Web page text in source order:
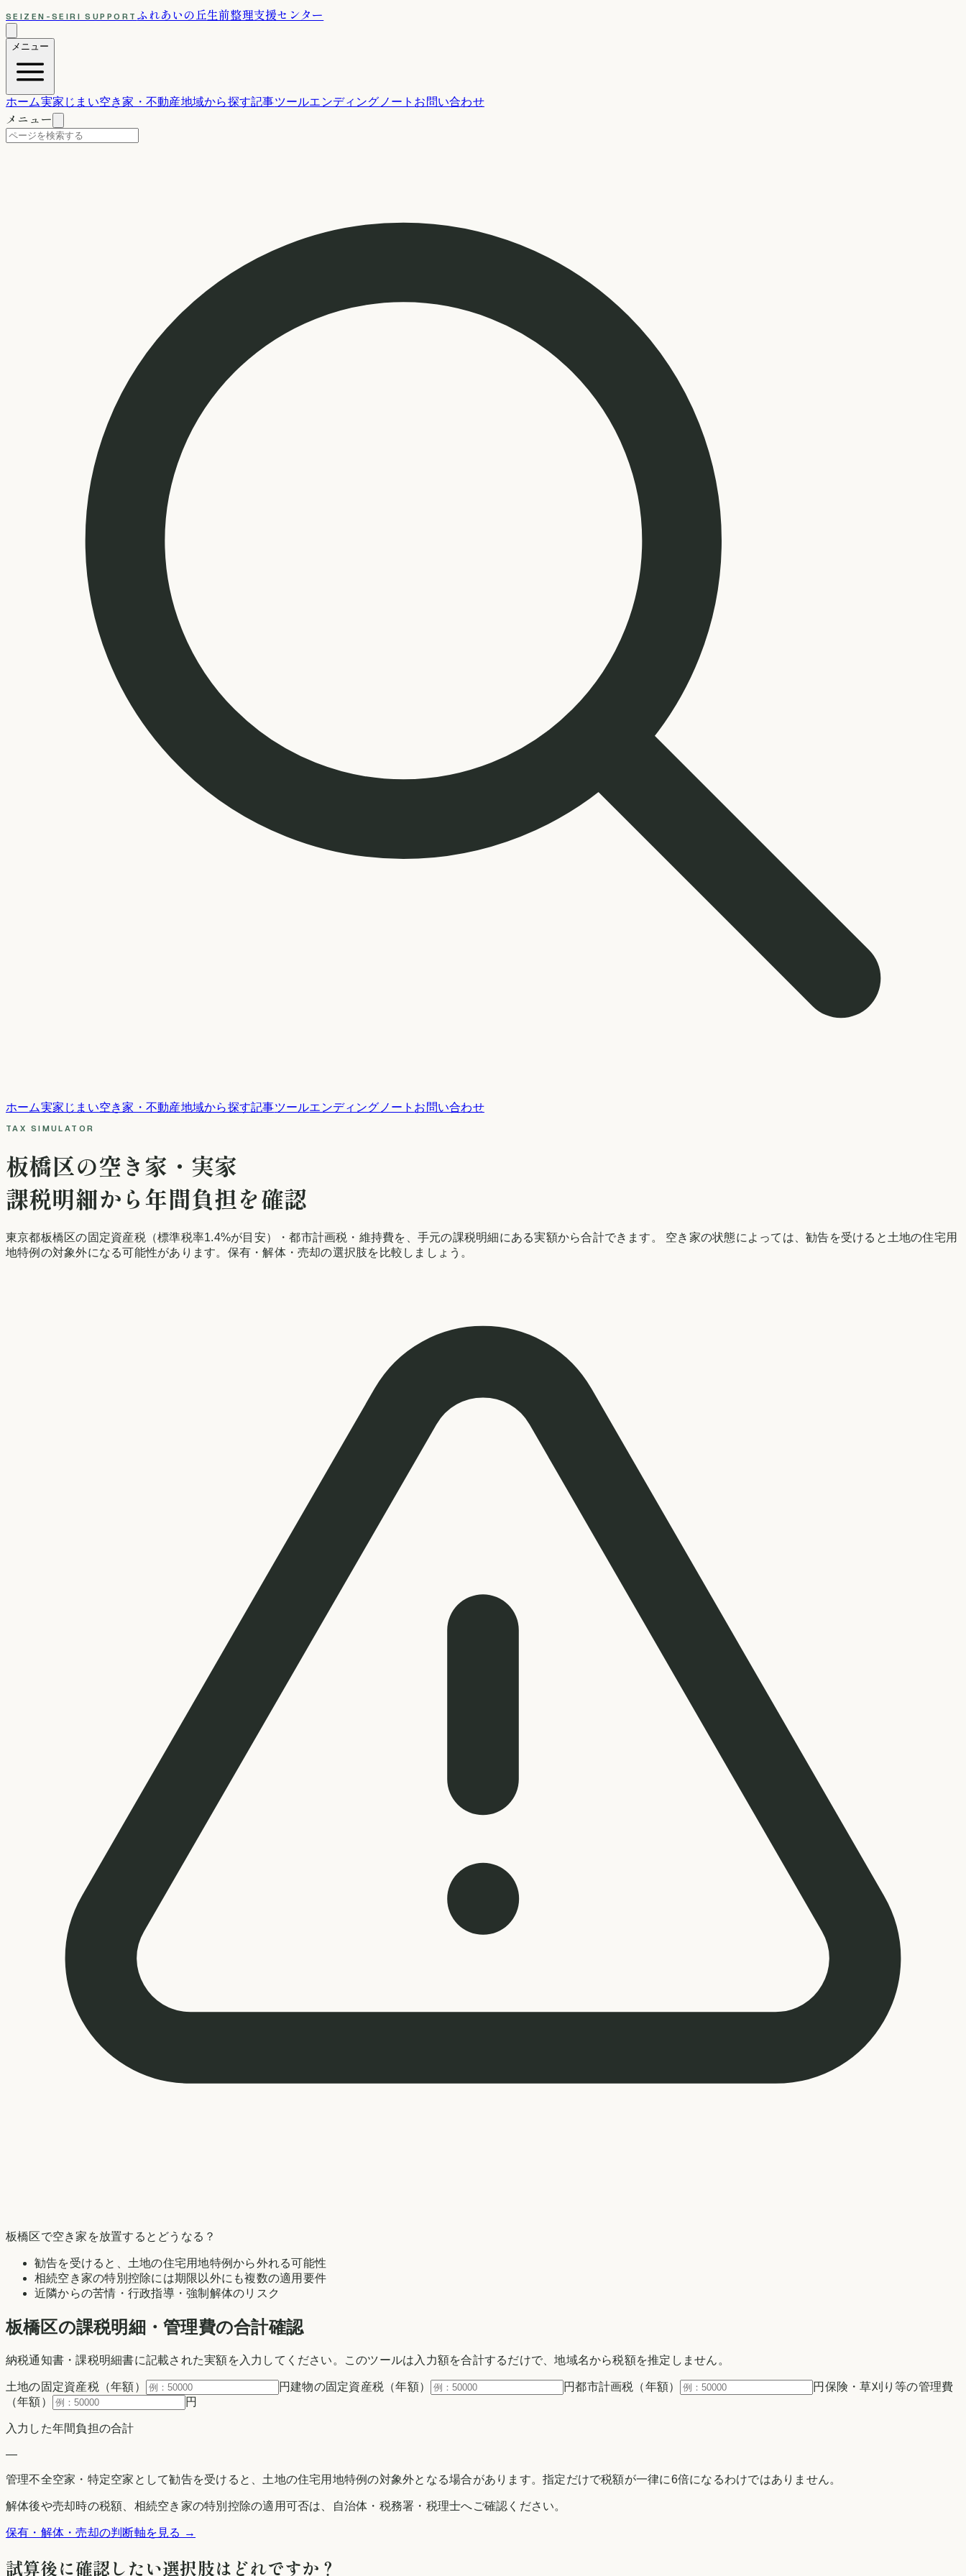
SEIZEN-SEIRI SUPPORT ふれあいの丘生前整理支援センター
メニュー
ホーム実家じまい空き家・不動産地域から探す記事ツールエンディングノート お問い合わせ
メニュー
ホーム実家じまい空き家・不動産地域から探す記事ツールエンディングノート お問い合わせ
TAX SIMULATOR
板橋区の空き家・実家
課税明細から年間負担を確認
東京都板橋区の固定資産税（標準税率1.4%が目安）
・都市計画税・維持費を、手元の課税明細にある実額から合計できます。 空き家の状態によっては、勧告を受けると土地の住宅用
地特例の対象外になる可能性があります。保有・解体・売却の選択肢を比較しましょう。
板橋区で空き家を放置するとどうなる？
勧告を受けると、土地の住宅用地特例から外れる可能性
相続空き家の特別控除には期限以外にも複数の適用要件
近隣からの苦情・行政指導・強制解体のリスク
板橋区の課税明細・管理費の合計確認
納税通知書・課税明細書に記載された実額を入力してください。このツールは入力額を合計するだけで、地域名から税額を推定しません。
土地の固定資産税（年額） 円建物の固定資産税（年額） 円都市計画税（年額） 円 保険・草刈り等の管理費
（年額）
円
入力した年間負担の合計
—
管理不全空家・特定空家として勧告を受けると、土地の住宅用地特例の対象外となる場合があります。指定だけで税額が一律に6倍になるわけではありません。
解体後や売却時の税額、相続空き家の特別控除の適用可否は、自治体・税務署・税理士へご確認ください。
保有・解体・売却の判断軸を見る →
試算後に確認したい選択肢はどれですか？